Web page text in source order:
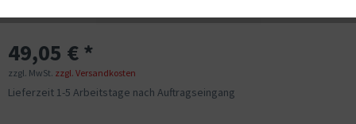
49,05 € *
zzgl. MwSt. zzgl. Versandkosten
Lieferzeit 1-5 Arbeitstage nach Auftragseingang